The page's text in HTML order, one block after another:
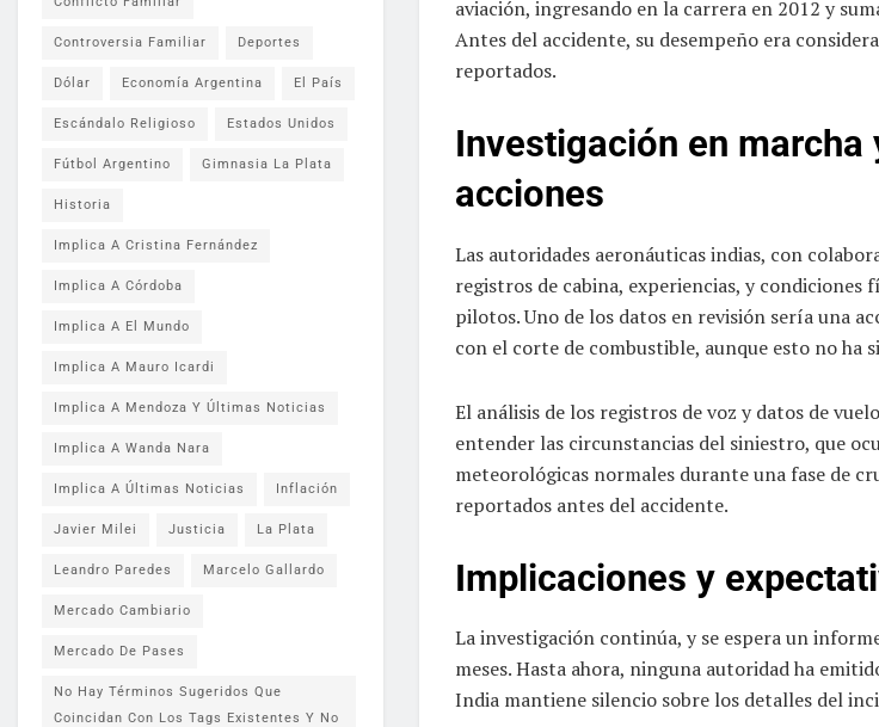
aviación, ingresando en la carrera en 2012 y
Antes del accidente, su desempeño era
reportados.
Investigación en marcha
acciones
Las autoridades aeronáuticas indias, con
registros de cabina, experiencias, y condiciones
pilotos. Uno de los datos en revisión sería una
con el corte de combustible, aunque esto no ha
El análisis de los registros de voz y datos de
entender las circunstancias del siniestro, que
meteorológicas normales durante una fase de
reportados antes del accidente.
Implicaciones y
La investigación continúa, y se espera un
meses. Hasta ahora, ninguna autoridad ha
India mantiene silencio sobre los detalles del
Controversia Familiar Deportes
Dólar Economía Argentina El País
Escándalo Religioso Estados Unidos
Fútbol Argentino Gimnasia La Plata
Historia
Implica A Cristina Fernández
Implica A Córdoba
Implica A El Mundo
Implica A Mauro Icardi
Implica A Mendoza Y Últimas Noticias
Implica A Wanda Nara
Implica A Últimas Noticias Inflación
Javier Milei Justicia La Plata
Leandro Paredes Marcelo Gallardo
Mercado Cambiario
Mercado De Pases
No Hay Términos Sugeridos Que
Coincidan Con Los Tags Existentes Y No